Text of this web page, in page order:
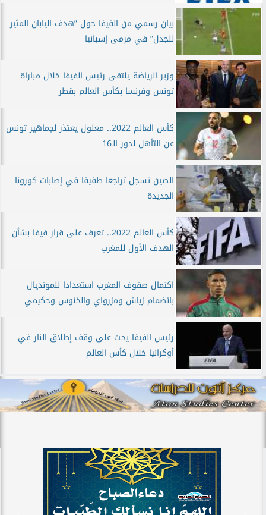
بيان رسمي من الفيفا حول ”هدف اليابان المثير
للجدل” في مرمى إسبانيا
وزير الرياضة يلتقى رئيس الفيفا خلال مباراة
تونس وفرنسا بكأس العالم بقطر
كأس العالم 2022.. معلول يعتذر لجماهير تونس
عن التأهل لدور الـ16
الصين تسجل تراجعا طفيفا في إصابات كورونا
الجديدة
كأس العالم 2022.. تعرف على قرار فيفا بشأن
الهدف الأول للمغرب
اكتمال صفوف المغرب استعدادا للمونديال
بانضمام زياش ومزرواي والخنوس وحكيمي
رئيس الفيفا يحث على وقف إطلاق النار في
أوكرانيا خلال كأس العالم